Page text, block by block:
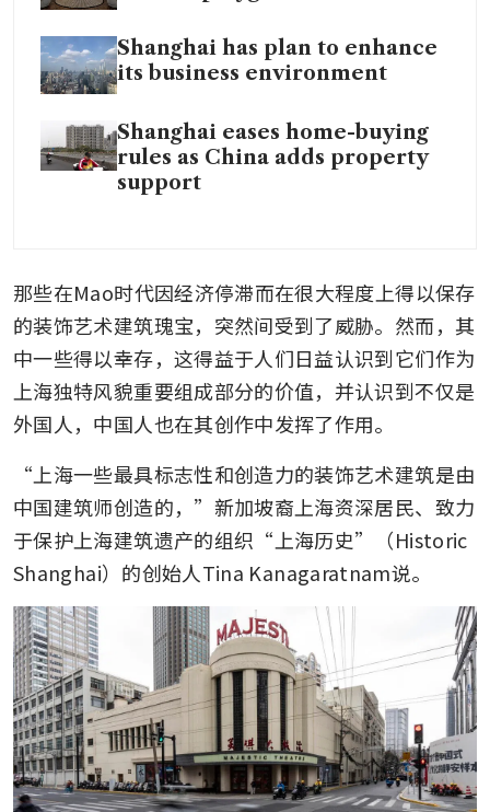
Shanghai has plan to enhance
its business environment
Shanghai eases home-buying
rules as China adds property
support
那些在Mao时代因经济停滞而在很大程度上得以保存
的装饰艺术建筑瑰宝，突然间受到了威胁。然而，其
中一些得以幸存，这得益于人们日益认识到它们作为
上海独特风貌重要组成部分的价值，并认识到不仅是
外国人，中国人也在其创作中发挥了作用。
“上海一些最具标志性和创造力的装饰艺术建筑是由
中国建筑师创造的，”新加坡裔上海资深居民、致力
于保护上海建筑遗产的组织“上海历史”（Historic
Shanghai）的创始人Tina Kanagaratnam说。